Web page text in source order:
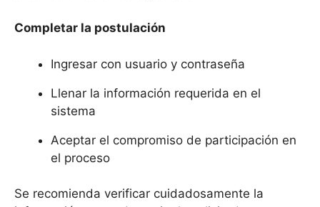
Completar la postulación
Ingresar con usuario y contraseña
Llenar la información requerida en el
sistema
Aceptar el compromiso de participación en
el proceso
Se recomienda verificar cuidadosamente la